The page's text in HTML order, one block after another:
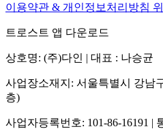
이용약관 & 개인정보처리방침
트로스트 앱 다운로드
상호명: (주)다인 | 대표 : 나승균
사업장소재지: 서울특별시 강남
층)
사업자등록번호: 101-86-16191 |